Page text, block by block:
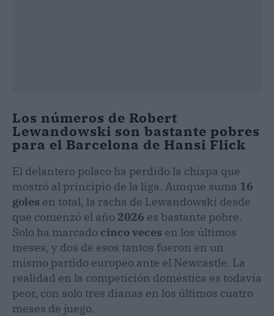
​Los números de Robert
Lewandowski son bastante pobres
para el Barcelona de Hansi Flick
​El delantero polaco ha perdido la chispa que
mostró al principio de la liga. Aunque suma 16
goles en total, la racha de Lewandowski desde
que comenzó el año 2026 es bastante pobre.
Solo ha marcado cinco veces en los últimos
meses, y dos de esos tantos fueron en un
mismo partido europeo ante el Newcastle. La
realidad en la competición doméstica es todavía
peor, con solo tres dianas en los últimos cuatro
meses de juego.